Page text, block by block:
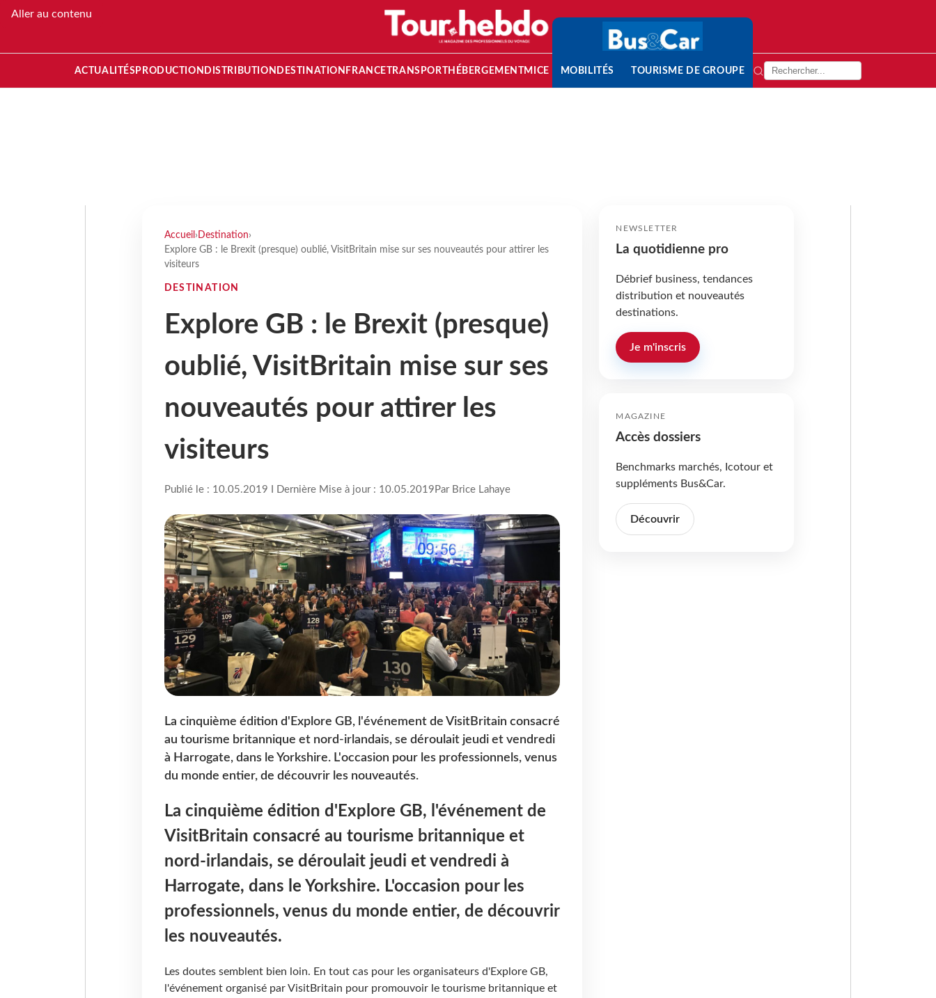
Aller au contenu
ACTUALITÉS PRODUCTION DISTRIBUTION DESTINATION FRANCETRANSPORT HÉBERGEMENTMICE MOBILITÉS TOURISME DE GROUPE
Accueil › Destination›
Explore GB : le Brexit (presque) oublié, VisitBritain mise sur ses nouveautés pour attirer les
visiteurs
DESTINATION
Explore GB : le Brexit (presque)
oublié, VisitBritain mise sur ses
nouveautés pour attirer les
visiteurs
Publié le : 10.05.2019 I Dernière Mise à jour : 10.05.2019 Par Brice Lahaye
La cinquième édition d'Explore GB, l'événement de VisitBritain consacré
au tourisme britannique et nord-irlandais, se déroulait jeudi et vendredi
à Harrogate, dans le Yorkshire. L'occasion pour les professionnels, venus
du monde entier, de découvrir les nouveautés.
La cinquième édition d'Explore GB, l'événement de
VisitBritain consacré au tourisme britannique et
nord-irlandais, se déroulait jeudi et vendredi à
Harrogate, dans le Yorkshire. L'occasion pour les
professionnels, venus du monde entier, de découvrir
les nouveautés.
Les doutes semblent bien loin. En tout cas pour les organisateurs d'Explore GB,
l'événement organisé par VisitBritain pour promouvoir le tourisme britannique et
NEWSLETTER
La quotidienne pro
Débrief business, tendances
distribution et nouveautés
destinations.
Je m'inscris
MAGAZINE
Accès dossiers
Benchmarks marchés, Icotour et
suppléments Bus&Car.
Découvrir